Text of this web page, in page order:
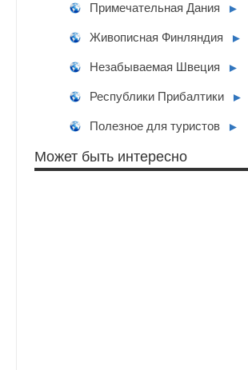
Примечательная Дания ►
Живописная Финляндия ►
Незабываемая Швеция ►
Республики Прибалтики ►
Полезное для туристов ►
Может быть интересно